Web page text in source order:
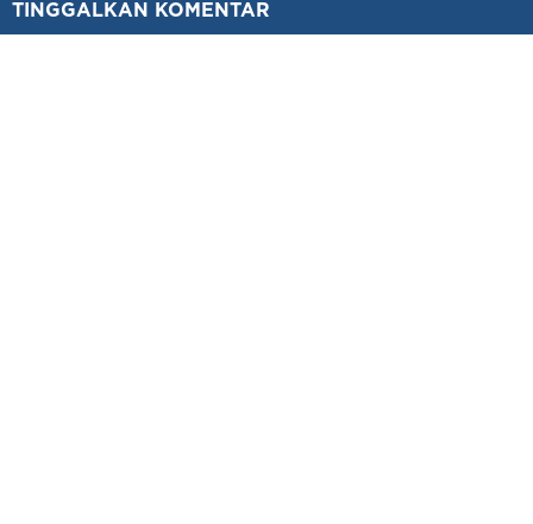
TINGGALKAN KOMENTAR